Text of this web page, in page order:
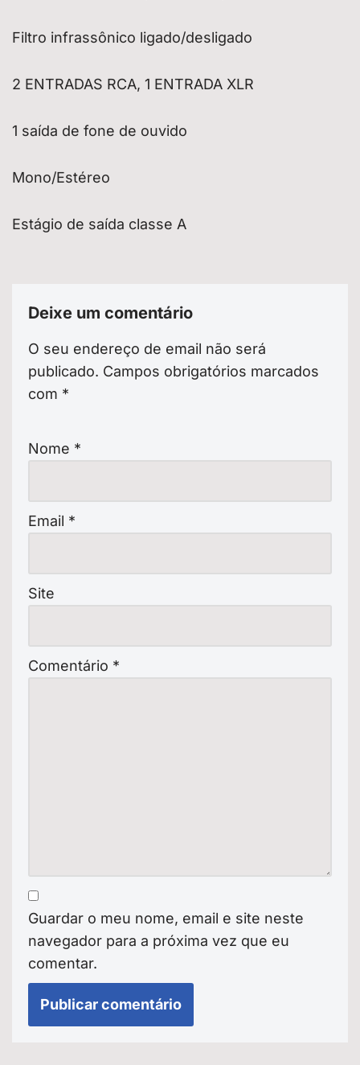
Filtro infrassônico ligado/desligado
2 ENTRADAS RCA, 1 ENTRADA XLR
1 saída de fone de ouvido
Mono/Estéreo
Estágio de saída classe A
Deixe um comentário
O seu endereço de email não será
publicado. Campos obrigatórios marcados
com *
Nome *
Email *
Site
Comentário *
Guardar o meu nome, email e site neste
navegador para a próxima vez que eu
comentar.